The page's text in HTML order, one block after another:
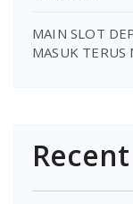
MAIN SLOT
MASUK TERUS